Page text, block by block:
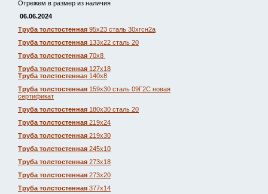
Отрежем в размер из наличия
06.06.2024
Труба толстостенная 95х23 сталь 30хгсн2а
Труба толстостенная 133х22 сталь 20
Труба толстостенная 70х8
Труба толстостенная 127х18
Труба толстостенная 140х8
Труба толстостенная 159х30 сталь 09Г2С новая
сертификат
Труба толстостенная 180х30 сталь 20
Труба толстостенная 219х24
Труба толстостенная 219х30
Труба толстостенная 245х10
Труба толстостенная 273х18
Труба толстостенная 273х20
Труба толстостенная 377х14